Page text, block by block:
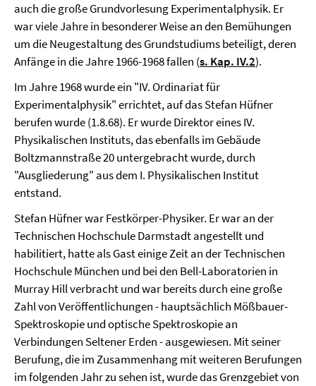
auch die große Grundvorlesung Experimentalphysik. Er
war viele Jahre in besonderer Weise an den Bemühungen
um die Neugestaltung des Grundstudiums beteiligt, deren
Anfänge in die Jahre 1966-1968 fallen (s. Kap. IV.2).
Im Jahre 1968 wurde ein "IV. Ordinariat für
Experimentalphysik" errichtet, auf das Stefan Hüfner
berufen wurde (1.8.68). Er wurde Direktor eines IV.
Physikalischen Instituts, das ebenfalls im Gebäude
Boltzmannstraße 20 untergebracht wurde, durch
"Ausgliederung" aus dem I. Physikalischen Institut
entstand.
Stefan Hüfner war Festkörper-Physiker. Er war an der
Technischen Hochschule Darmstadt angestellt und
habilitiert, hatte als Gast einige Zeit an der Technischen
Hochschule München und bei den Bell-Laboratorien in
Murray Hill verbracht und war bereits durch eine große
Zahl von Veröffentlichungen - hauptsächlich Mößbauer-
Spektroskopie und optische Spektroskopie an
Verbindungen Seltener Erden - ausgewiesen. Mit seiner
Berufung, die im Zusammenhang mit weiteren Berufungen
im folgenden Jahr zu sehen ist, wurde das Grenzgebiet von